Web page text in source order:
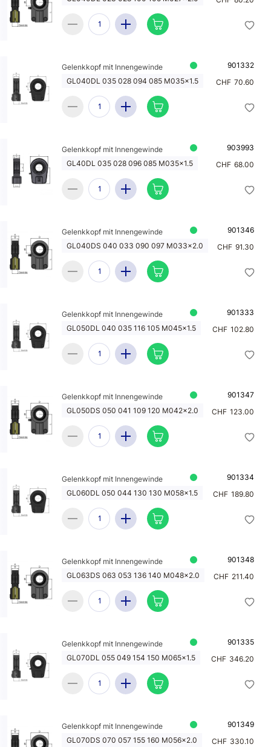
Gelenkkopf mit Innengewinde
901332
GL040DL 035 028 094 085 M035x1.5
CHF 70.60
Gelenkkopf mit Innengewinde
903993
GL40DL 035 028 096 085 M035x1.5
CHF 68.00
Gelenkkopf mit Innengewinde
901346
GL040DS 040 033 090 097 M033x2.0
CHF 91.30
Gelenkkopf mit Innengewinde
901333
GL050DL 040 035 116 105 M045x1.5
CHF 102.80
Gelenkkopf mit Innengewinde
901347
GL050DS 050 041 109 120 M042x2.0
CHF 123.00
Gelenkkopf mit Innengewinde
901334
GL060DL 050 044 130 130 M058x1.5
CHF 189.80
Gelenkkopf mit Innengewinde
901348
GL063DS 063 053 136 140 M048x2.0
CHF 211.40
Gelenkkopf mit Innengewinde
901335
GL070DL 055 049 154 150 M065x1.5
CHF 346.20
Gelenkkopf mit Innengewinde
901349
GL070DS 070 057 155 160 M056x2.0
CHF 330.10